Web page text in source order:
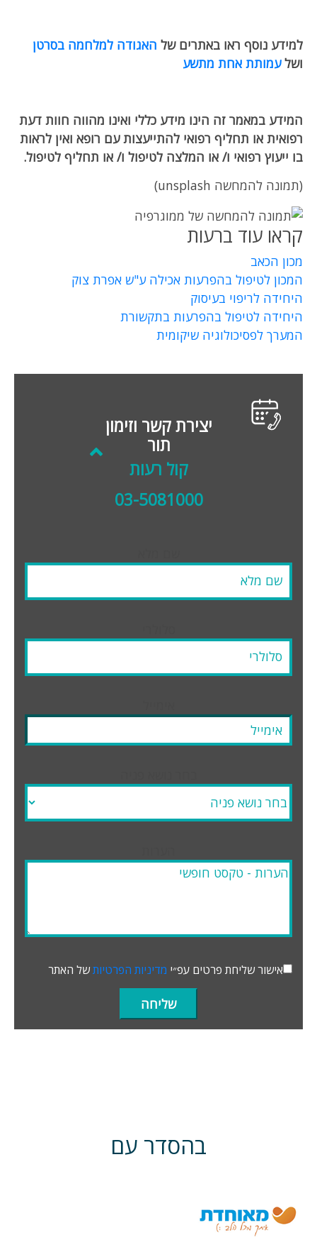
למידע נוסף ראו באתרים של האגודה למלחמה בסרטן
ושלעמותת אחת מתשע
המידע במאמר זה הינו מידע כללי ואינו מהווה חוות דעת
רפואית או תחליף רפואי להתייעצות עם רופא ואין לראות
בו ייעוץ רפואי ו/ או המלצה לטיפול ו/ או תחליף לטיפול.
(תמונה להמחשה unsplash)
קראו עוד ברעות
מכון הכאב
המכון לטיפול בהפרעות אכילה ע"ש אפרת צוק
היחידה לריפוי בעיסוק
היחידה לטיפול בהפרעות בתקשורת
המערך לפסיכולוגיה שיקומית
יצירת קשר וזימון
תור
קול רעות
03-5081000
אישור שליחת פרטים עפ״י מדיניות הפרטיותשל האתר
בהסדר עם